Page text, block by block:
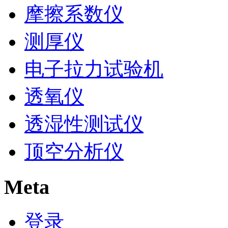
摩擦系数仪
测厚仪
电子拉力试验机
透氧仪
透湿性测试仪
顶空分析仪
Meta
登录